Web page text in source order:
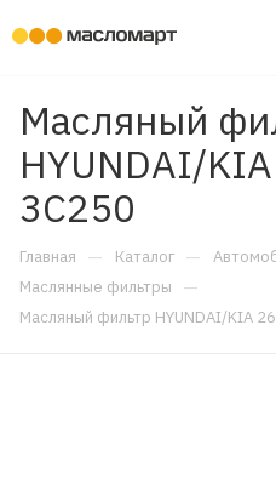
Масляный
HYUNDAI/
3C250
Главная — Каталог —
Маслянные фильтры —
Масляный фильтр HYUNDAI/KIA